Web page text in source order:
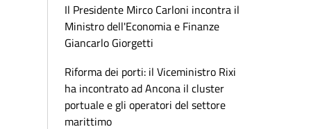
Il Presidente Mirco Carloni incontra il
Ministro dell'Economia e Finanze
Giancarlo Giorgetti
Riforma dei porti: il Viceministro Rixi
ha incontrato ad Ancona il cluster
portuale e gli operatori del settore
marittimo